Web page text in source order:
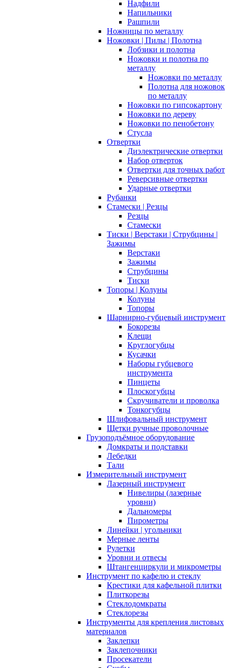
Надфили
Напильники
Рашпили
Ножницы по металлу
Ножовки | Пилы | Полотна
Лобзики и полотна
Ножовки и полотна по
металлу
Ножовки по металлу
Полотна для ножовок
по металлу
Ножовки по гипсокартону
Ножовки по дереву
Ножовки по пенобетону
Стусла
Отвертки
Диэлектрические отвертки
Набор отверток
Отвертки для точных работ
Реверсивные отвертки
Ударные отвертки
Рубанки
Стамески | Резцы
Резцы
Стамески
Тиски | Верстаки | Струбцины |
Зажимы
Верстаки
Зажимы
Струбцины
Тиски
Топоры | Колуны
Колуны
Топоры
Шарнирно-губцевый инструмент
Бокорезы
Клещи
Круглогубцы
Кусачки
Наборы губцевого
инструмента
Пинцеты
Плоскогубцы
Скручиватели и проволка
Тонкогубцы
Шлифовальный инструмент
Щетки ручные проволочные
Грузоподъёмное оборудование
Домкраты и подставки
Лебедки
Тали
Измерительный инструмент
Лазерный инструмент
Нивелиры (лазерные
уровни)
Дальномеры
Пирометры
Линейки | угольники
Мерные ленты
Рулетки
Уровни и отвесы
Штангенциркули и микрометры
Инструмент по кафелю и стеклу
Крестики для кафельной плитки
Плиткорезы
Стеклодомкраты
Стеклорезы
Инструменты для крепления листовых
материалов
Заклепки
Заклепочники
Просекатели